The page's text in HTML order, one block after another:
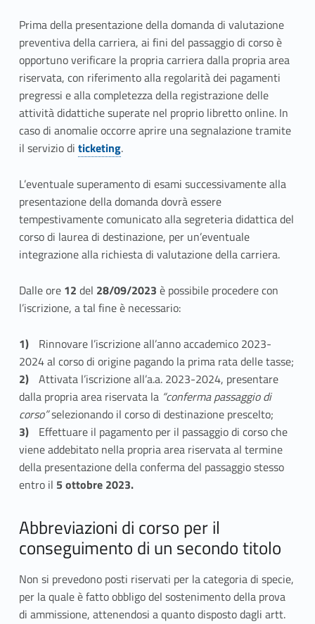
e
r
i
l
c
o
n
s
e
g
u
i
m
e
n
t
o
d
i
u
n
Prima della presentazione della domanda di valutazione
preventiva della carriera, ai fini del passaggio di corso è
opportuno verificare la propria carriera dalla propria area
riservata, con riferimento alla regolarità dei pagamenti
pregressi e alla completezza della registrazione delle
attività didattiche superate nel proprio libretto online. In
caso di anomalie occorre aprire una segnalazione tramite
il servizio di ticketing.
L’eventuale superamento di esami successivamente alla
presentazione della domanda dovrà essere
tempestivamente comunicato alla segreteria didattica del
corso di laurea di destinazione, per un’eventuale
integrazione alla richiesta di valutazione della carriera.
Dalle ore 12 del 28/09/2023 è possibile procedere con
l’iscrizione, a tal fine è necessario:
Rinnovare l’iscrizione all’anno accademico 2023-
2024 al corso di origine pagando la prima rata delle tasse;
Attivata l’iscrizione all’a.a. 2023-2024, presentare
dalla propria area riservata la “conferma passaggio di
corso”selezionando il corso di destinazione prescelto;
Effettuare il pagamento per il passaggio di corso che
viene addebitato nella propria area riservata al termine
della presentazione della conferma del passaggio stesso
entro il 5 ottobre 2023.
Abbreviazioni di corso per il
conseguimento di un secondo titolo
Non si prevedono posti riservati per la categoria di specie,
per la quale è fatto obbligo del sostenimento della prova
di ammissione, attenendosi a quanto disposto dagli artt.